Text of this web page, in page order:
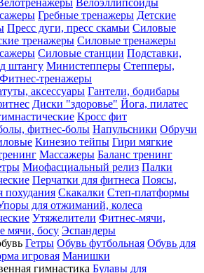
Велоэллипсоиды
Гребные тренажеры Детские
Пресс дуги, пресс скамьи Силовые
тренажеры Силовые тренажеры
Силовые станции Подставки,
штангу Министепперы Степперы,
Фитнес-тренажеры
аксессуары Гантели, бодибары
Диски "здоровье" Йога, пилатес
Кросс фит
фитнес-болы Напульсники Обручи
Кинезио тейпы Гири мягкие
Массажеры Баланс тренинг
Миофасциальный релиз Палки
Перчатки для фитнеса Поясы,
похудания Скакалки Степ-платформы
для отжиманий, колеса
Утяжелители Фитнес-мячи,
мячи, босу Эспандеры
Гетры Обувь футбольная Обувь для
игровая Манишки
гимнастика Булавы для